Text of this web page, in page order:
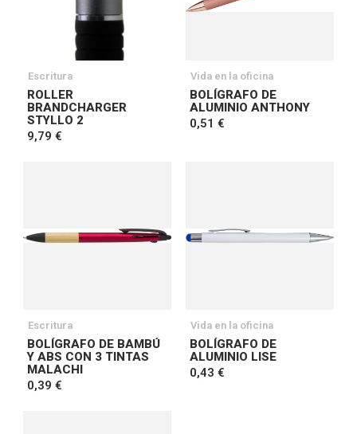
Escritura
ROLLER
BRANDCHARGER
STYLLO 2
9,79 €
Vida en la oficina
BOLÍGRAFO DE
ALUMINIO ANTHONY
0,51 €
Escritura
BOLÍGRAFO DE BAMBÚ
Y ABS CON 3 TINTAS
MALACHI
0,39 €
Vida en la oficina
BOLÍGRAFO DE
ALUMINIO LISE
0,43 €